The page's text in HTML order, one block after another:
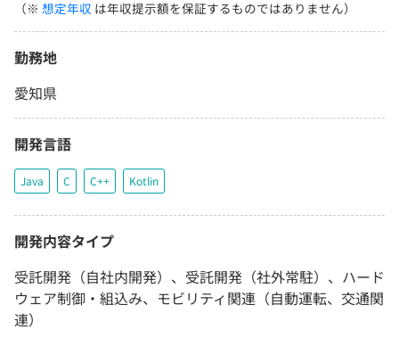
（※ 想定年収 は年収提示額を保証するものではありません）
勤務地
愛知県
開発言語
Java C C++ Kotlin
開発内容タイプ
受託開発（自社内開発）、受託開発（社外常駐）、ハード
ウェア制御・組込み、モビリティ関連（自動運転、交通関
連）